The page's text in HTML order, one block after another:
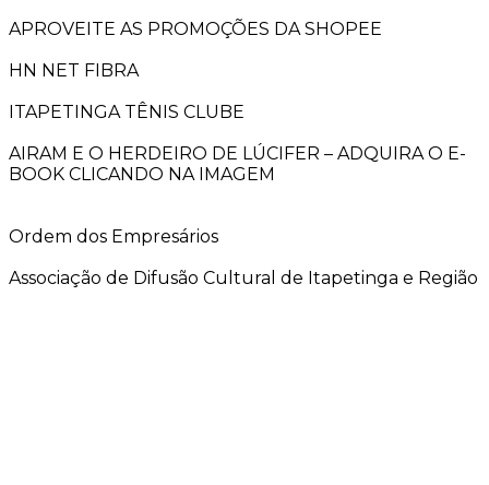
APROVEITE AS PROMOÇÕES DA SHOPEE
HN NET FIBRA
ITAPETINGA TÊNIS CLUBE
AIRAM E O HERDEIRO DE LÚCIFER – ADQUIRA O E-
BOOK CLICANDO NA IMAGEM
Ordem dos Empresários
Associação de Difusão Cultural de Itapetinga e Região